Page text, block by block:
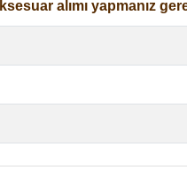
alımı yapmanız